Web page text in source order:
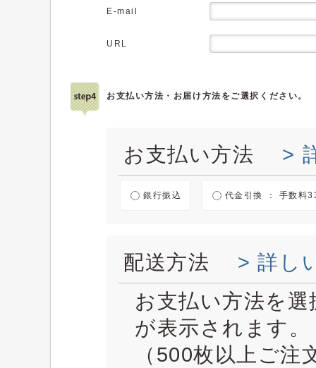
E-mail
URL
お支払い方法・お届け方法をご選択ください。
お支払い方法 >
銀行振込 代金引換 ： 手数料
配送方法
> 詳し
お支払い方法を
が表示されます。
（500枚以上ご